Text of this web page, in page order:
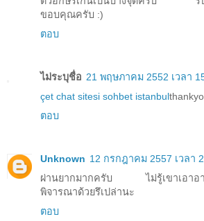
ขอบคุณครับ :)
ตอบ
ไม่ระบุชื่อ 21 พฤษภาคม 2552 เวลา
çet chat sitesi sohbet istanbul
ตอบ
Unknown 12 กรกฎาคม 2557 เวลา
ผ่านยากมากครับ ไม่รู้เขาเอาอา
พิจารณาด้วยรึเปล่านะ
ตอบ